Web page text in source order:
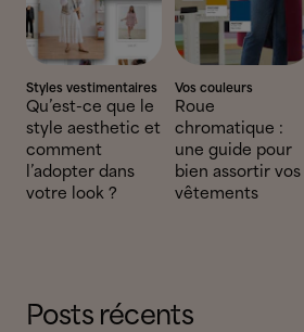
Styles vestimentaires
Qu’est-ce que le
style aesthetic et
comment
l’adopter dans
votre look ?
Vos couleurs
Roue
chromatique :
une guide pour
bien assortir vos
vêtements
Posts récents